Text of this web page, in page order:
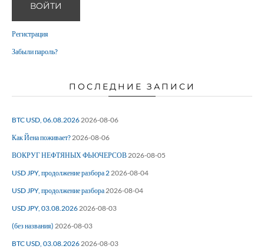
ВОЙТИ
Регистрация
Забыли пароль?
ПОСЛЕДНИЕ ЗАПИСИ
BTC USD, 06.08.20262026-08-06
Как Йена поживает?2026-08-06
ВОКРУГ НЕФТЯНЫХ ФЬЮЧЕРСОВ2026-08-05
USD JPY, продолжение разбора 22026-08-04
USD JPY, продолжение разбора2026-08-04
USD JPY, 03.08.20262026-08-03
(без названия) 2026-08-03
BTC USD, 03.08.20262026-08-03